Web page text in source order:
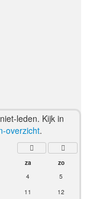
leden. Kijk in
overzicht.
za
zo
4
5
11
12